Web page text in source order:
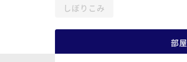
しぼりこみ
部屋